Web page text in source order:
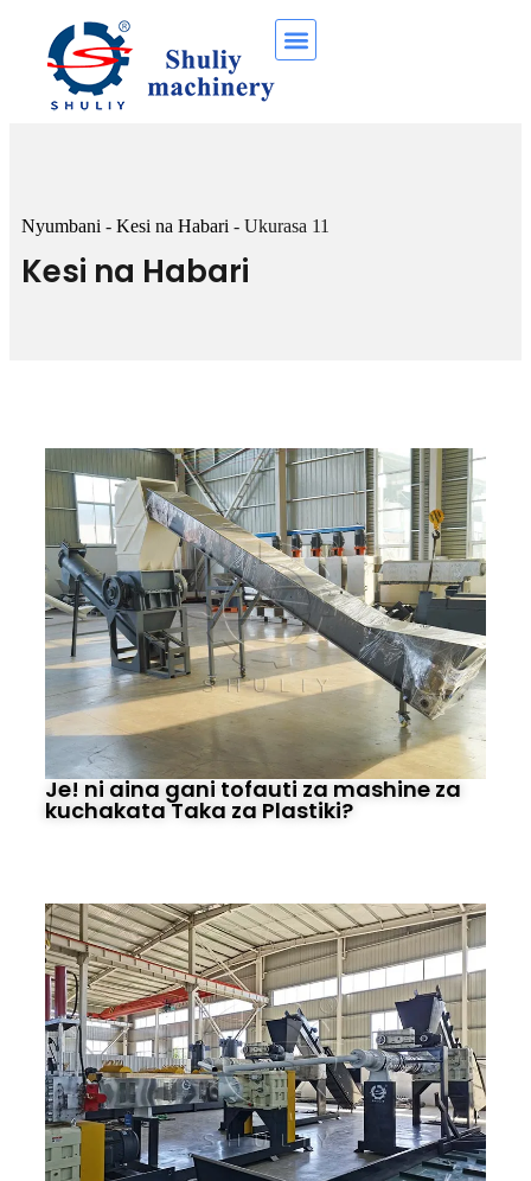
Nyumbani - Kesi na Habari - Ukurasa 11
Kesi na Habari
Je! ni aina gani tofauti za mashine za
kuchakata Taka za Plastiki?